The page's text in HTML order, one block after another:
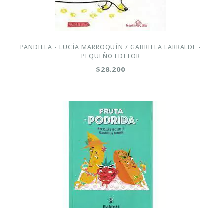
PANDILLA - LUCÍA MARROQUÍN / GABRIELA LARRALDE -
PEQUEÑO EDITOR
$28.200